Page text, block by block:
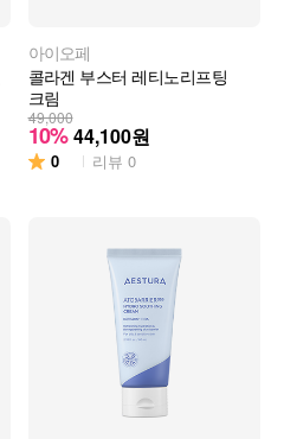
아이오페
콜라겐 부스터 레티노리프팅
크림
49,000
10% 44,100원
0 리뷰 0